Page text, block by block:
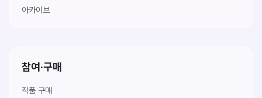
아카이브
참여·구매
작품 구매